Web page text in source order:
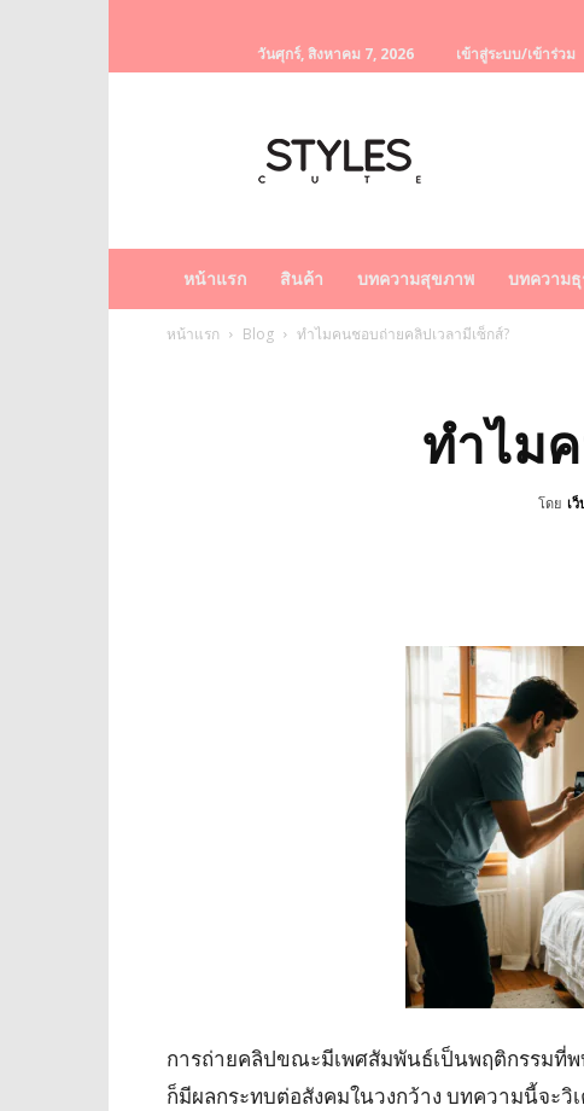
วันศุกร์, สิงหาคม 7, 2026 เข้าสู่ระบบ/เข้าร่วม
เรื่อง
ราว
ครีม
หน้าแรก สินค้า บทความสุขภาพ บทความ
หน้าแรก Blog ทำไมคนชอบถ่ายคลิปเวลามีเซ็กส์?
ทำไม
โดย เ
การถ่ายคลิปขณะมีเพศสัมพันธ์เป็นพฤติกรรมที่
ก็มีผลกระทบต่อสังคมในวงกว้าง บทความนี้จะ